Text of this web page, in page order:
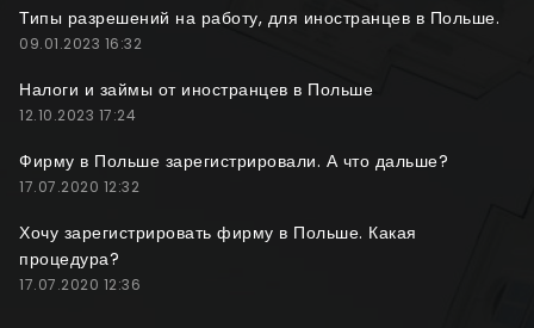
Типы разрешений на работу, для иностранцев в Польше.
09.01.2023 16:32
Налоги и займы от иностранцев в Польше
12.10.2023 17:24
Фирму в Польше зарегистрировали. А что дальше?
17.07.2020 12:32
Хочу зарегистрировать фирму в Польше. Какая
процедура?
17.07.2020 12:36